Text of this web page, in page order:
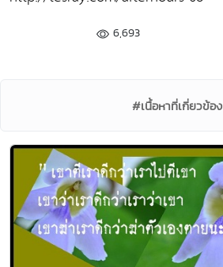
6,693
#เนื้อหาที่เกี่ยวข้อง